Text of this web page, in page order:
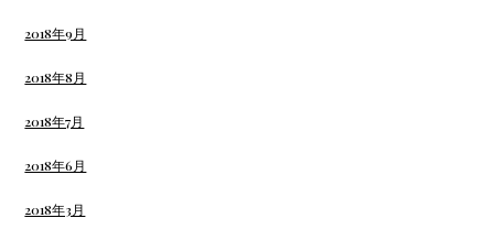
2018年9月
2018年8月
2018年7月
2018年6月
2018年3月